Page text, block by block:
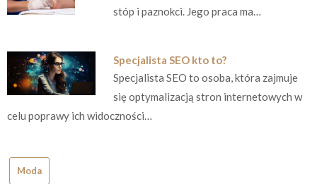
stóp i paznokci. Jego praca ma…
Specjalista SEO kto to?
Specjalista SEO to osoba, która zajmuje
się optymalizacją stron internetowych w
celu poprawy ich widoczności…
Moda